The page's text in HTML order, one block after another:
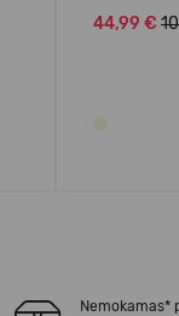
44,99 €
Nemokamas*